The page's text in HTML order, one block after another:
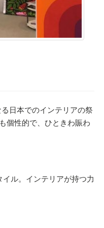
日本でのインテリアの祭
個性的で、ひときわ賑わ
ル。インテリアが持つ力